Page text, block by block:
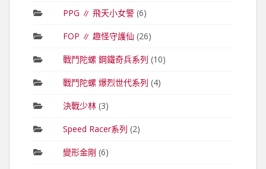
PPG ∥ 飛天小女警(6)
FOP ∥ 趣怪守護仙 (26)
戰鬥陀螺 鋼鐵奇兵系列 (10)
戰鬥陀螺 爆烈世代系列 (4)
決戰少林(3)
Speed Racer系列 (2)
變形金剛 (6)